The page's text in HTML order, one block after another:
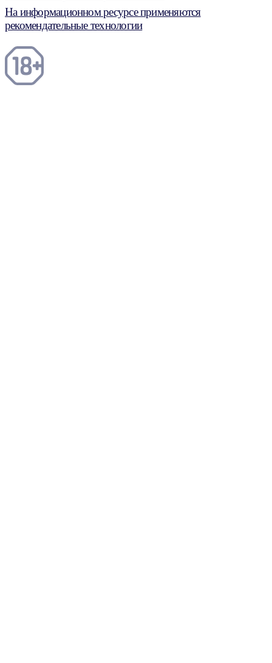
На информационном ресурсе применяются
рекомендательные технологии